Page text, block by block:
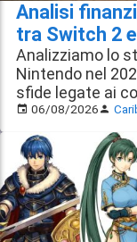
Analisi
tra Switch 2
Analizziamo lo
Nintendo nel
sfide legate ai
06/08/2026